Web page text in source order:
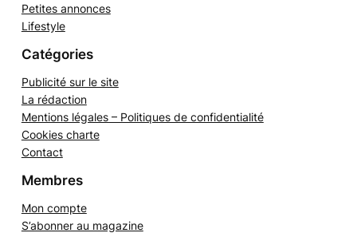
Petites annonces
Lifestyle
Catégories
Publicité sur le site
La rédaction
Mentions légales – Politiques de confidentialité
Cookies charte
Contact
Membres
Mon compte
S’abonner au magazine